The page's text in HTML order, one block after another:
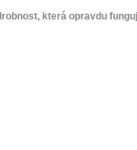
která opravdu